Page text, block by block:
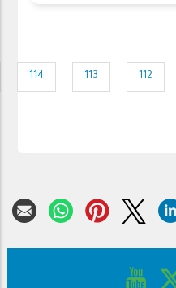
Page
112
Page
113
Page
114